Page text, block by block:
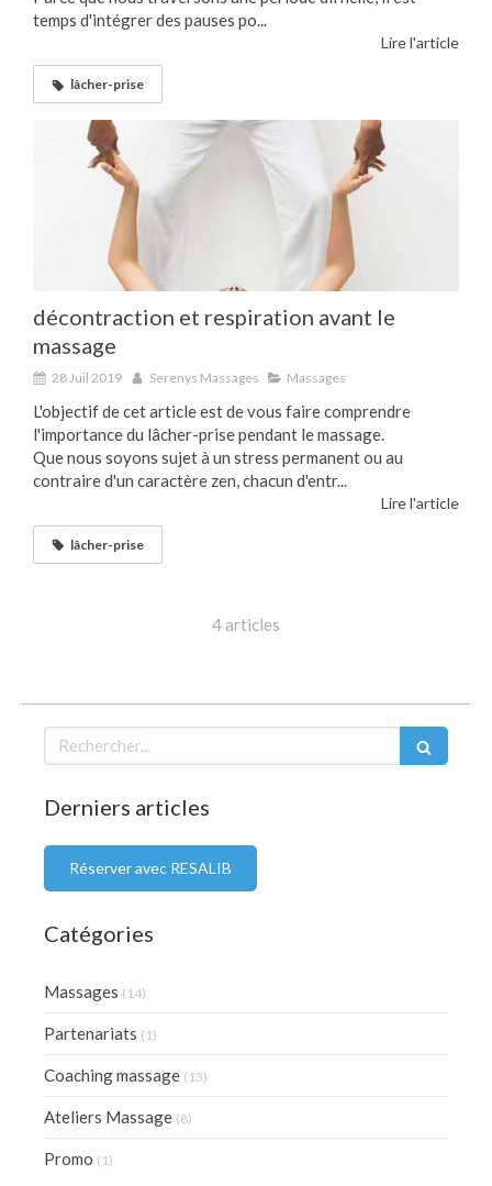
temps d'intégrer des pauses po...
Lire l'article
lâcher-prise
décontraction et respiration avant le
massage
28 Juil 2019 Serenys Massages Massages
L'objectif de cet article est de vous faire comprendre
l'importance du lâcher-prise pendant le massage.
Que nous soyons sujet à un stress permanent ou au
contraire d'un caractère zen, chacun d'entr...
Lire l'article
lâcher-prise
4 articles
Rechercher
Derniers articles
Réserver avec RESALIB
Catégories
Massages (14)
Partenariats (1)
Coaching massage (13)
Ateliers Massage (8)
Promo (1)